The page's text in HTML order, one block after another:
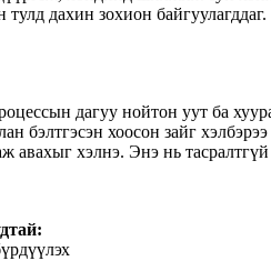
дахин зохион байгуулагддаг.
дагуу нойтон уут ба
бэлтгэсэн хоосон зайг
авахыг хэлнэ. Энэ нь